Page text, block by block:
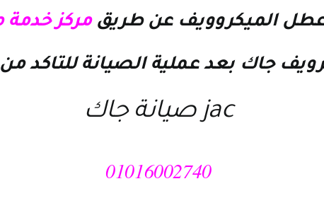
الميكروويف عن طريق مركز
جاك بعد عملية الصيانة للتاكد
jac صيانة جاك
01016002740